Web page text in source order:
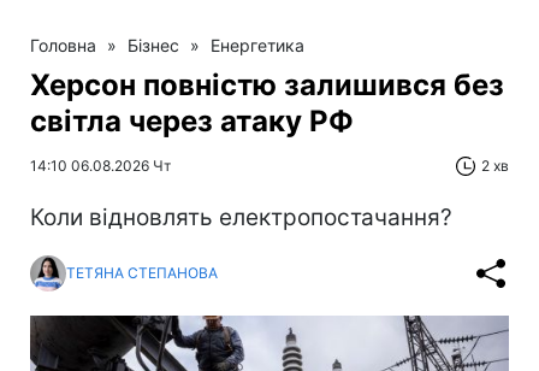
Головна » Бізнес » Енергетика
Херсон повністю залишився без
світла через атаку РФ
14:10 06.08.2026 Чт 2 хв
Коли відновлять електропостачання?
ТЕТЯНА СТЕПАНОВА